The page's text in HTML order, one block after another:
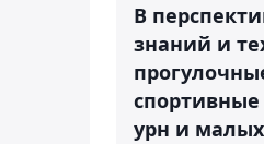
В
знаний и
урн и